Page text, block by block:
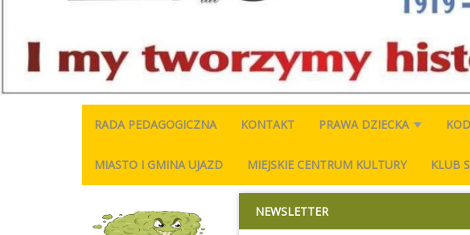
RADA PEDAGOGICZNA KONTAKT PRAWA DZIECKA
MIASTO I GMINA UJAZD MIEJSKIE CENTRUM KULTURY KLUB
NEWSLETTER